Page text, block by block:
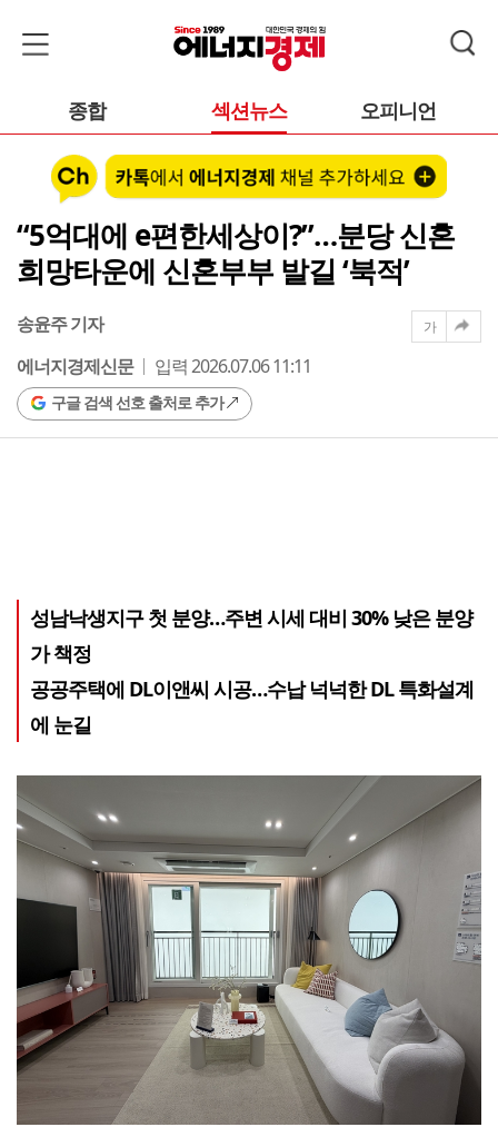
종합 섹션뉴스 오피니언
“5억대에 e편한세상이?”…분당 신혼
희망타운에 신혼부부 발길 ‘북적’
송윤주 기자
에너지경제신문
입력 2026.07.06 11:11
구글 검색 선호 출처로 추가
가
성남낙생지구 첫 분양…주변 시세 대비 30% 낮은 분양
가 책정
공공주택에 DL이앤씨 시공…수납 넉넉한 DL 특화설계
에 눈길